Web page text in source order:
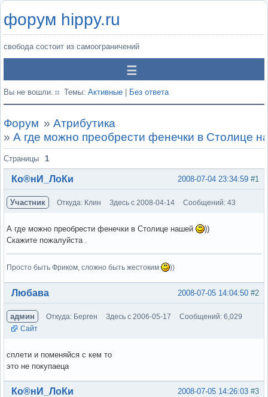
форум hippy.ru
свобода состоит из самоограничений
Вы не вошли. Темы: Активные Без ответа
Форум » Атрибутика
» А где можно преобрести фенечки в Столице
Страницы 1
#1
2008-07-04 23:34:59
Ко®нИ_ЛоКи
Участник Откуда: Клин Здесь с 2008-04-14 Сообщений: 43
А где можно преобрести фенечки в Столице нашей
))
Скажите пожалуйста .
Просто быть Фриком, сложно быть жестоким ))
Вне форума #2
2008-07-05 14:04:50
Любава
админ Откуда: Берген Здесь с 2006-05-17
Сообщений: 6,029
Сайт
сплети и поменяйся с кем то
это не покупаеца
Вне форума #3
2008-07-05 14:26:03
Ко®нИ_ЛоКи